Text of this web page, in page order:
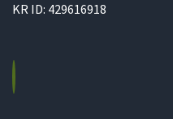
KR ID: 429616918